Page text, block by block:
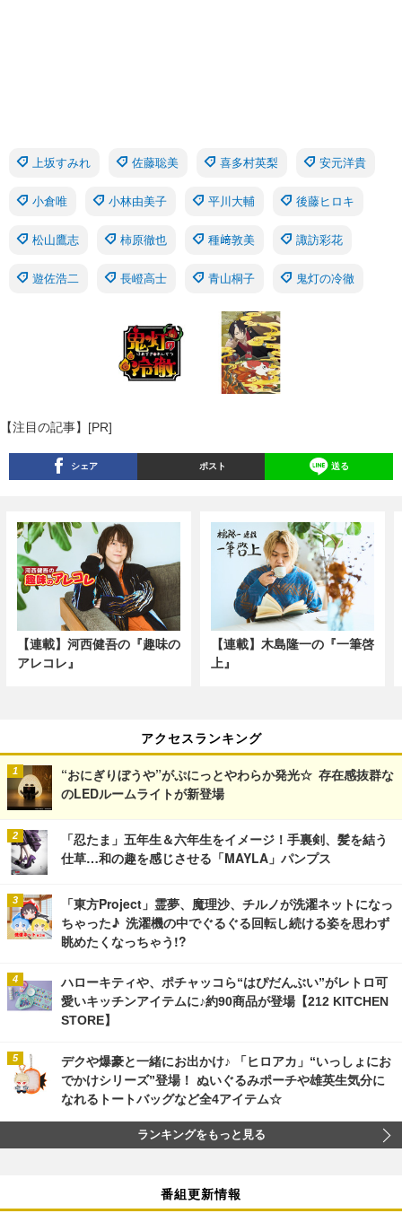
上坂すみれ 佐藤聡美 喜多村英梨 安元洋貴
小倉唯 小林由美子 平川大輔 後藤ヒロキ
松山鷹志 柿原徹也 種﨑敦美 諏訪彩花
遊佐浩二 長嶝高士 青山桐子 鬼灯の冷徹
【注目の記事】[PR]
シェア ポスト 送る
【連載】河西健吾の『趣味の
アレコレ』
【連載】木島隆一の『一筆啓
上』
アクセスランキング
“おにぎりぼうや”がぷにっとやわらか発光☆ 存在感抜群な
のLEDルームライトが新登場
「忍たま」五年生＆六年生をイメージ！手裏剣、髪を結う
仕草…和の趣を感じさせる「MAYLA」パンプス
「東方Project」霊夢、魔理沙、チルノが洗濯ネットになっ
ちゃった♪ 洗濯機の中でぐるぐる回転し続ける姿を思わず
眺めたくなっちゃう!?
ハローキティや、ポチャッコら“はぴだんぶい”がレトロ可
愛いキッチンアイテムに♪約90商品が登場【212 KITCHEN
STORE】
デクや爆豪と一緒にお出かけ♪ 「ヒロアカ」“いっしょにお
でかけシリーズ”登場！ ぬいぐるみポーチや雄英生気分に
なれるトートバッグなど全4アイテム☆
ランキングをもっと見る
番組更新情報